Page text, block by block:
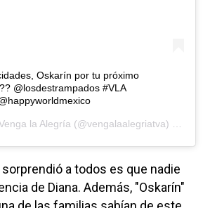
Oskarín por tu próximo
@losdestrampados #VLA
la Alegría (@vengalaalegriatva) on
a todos es que nadie
de Diana. Además, "Oskarín"